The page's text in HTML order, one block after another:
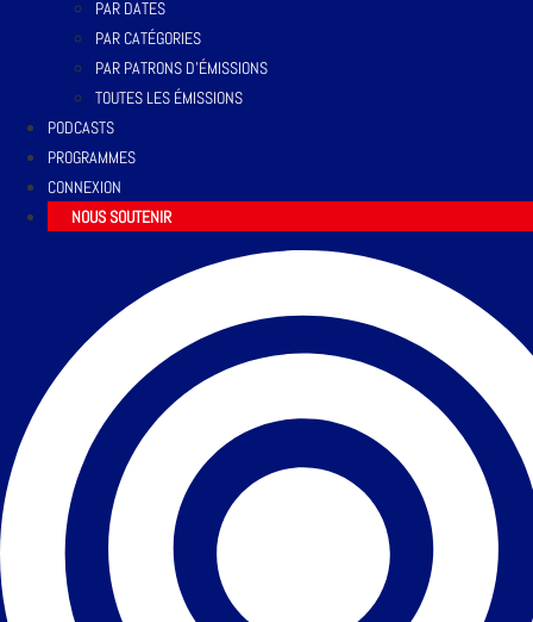
PAR DATES
PAR CATÉGORIES
PAR PATRONS D’ÉMISSIONS
TOUTES LES ÉMISSIONS
PODCASTS
PROGRAMMES
CONNEXION
NOUS SOUTENIR